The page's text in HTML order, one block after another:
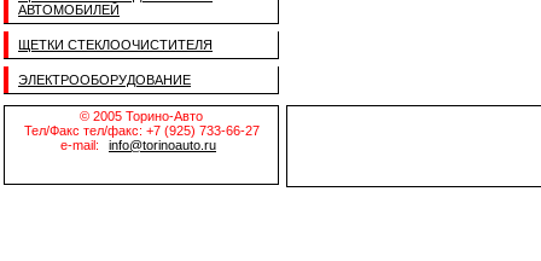
АВТОМОБИЛЕЙ
ЩЕТКИ СТЕКЛООЧИСТИТЕЛЯ
ЭЛЕКТРООБОРУДОВАНИЕ
© 2005 Торино-Авто
Тел/Факс тел/факс: +7 (925) 733-66-27
e-mail:
info@torinoauto.ru